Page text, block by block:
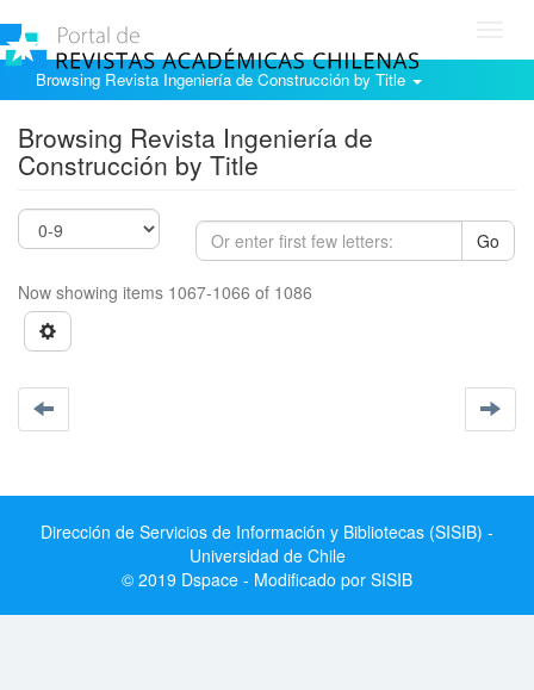
Browsing Revista Ingeniería de Construcción by Title
Browsing Revista Ingeniería de
Construcción by Title
Go
Now showing items 1067-1066 of 1086
Dirección de Servicios de Información y Bibliotecas (SISIB) -
Universidad de Chile
© 2019 Dspace - Modificado por SISIB